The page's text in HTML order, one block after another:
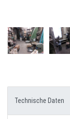
Technische Daten